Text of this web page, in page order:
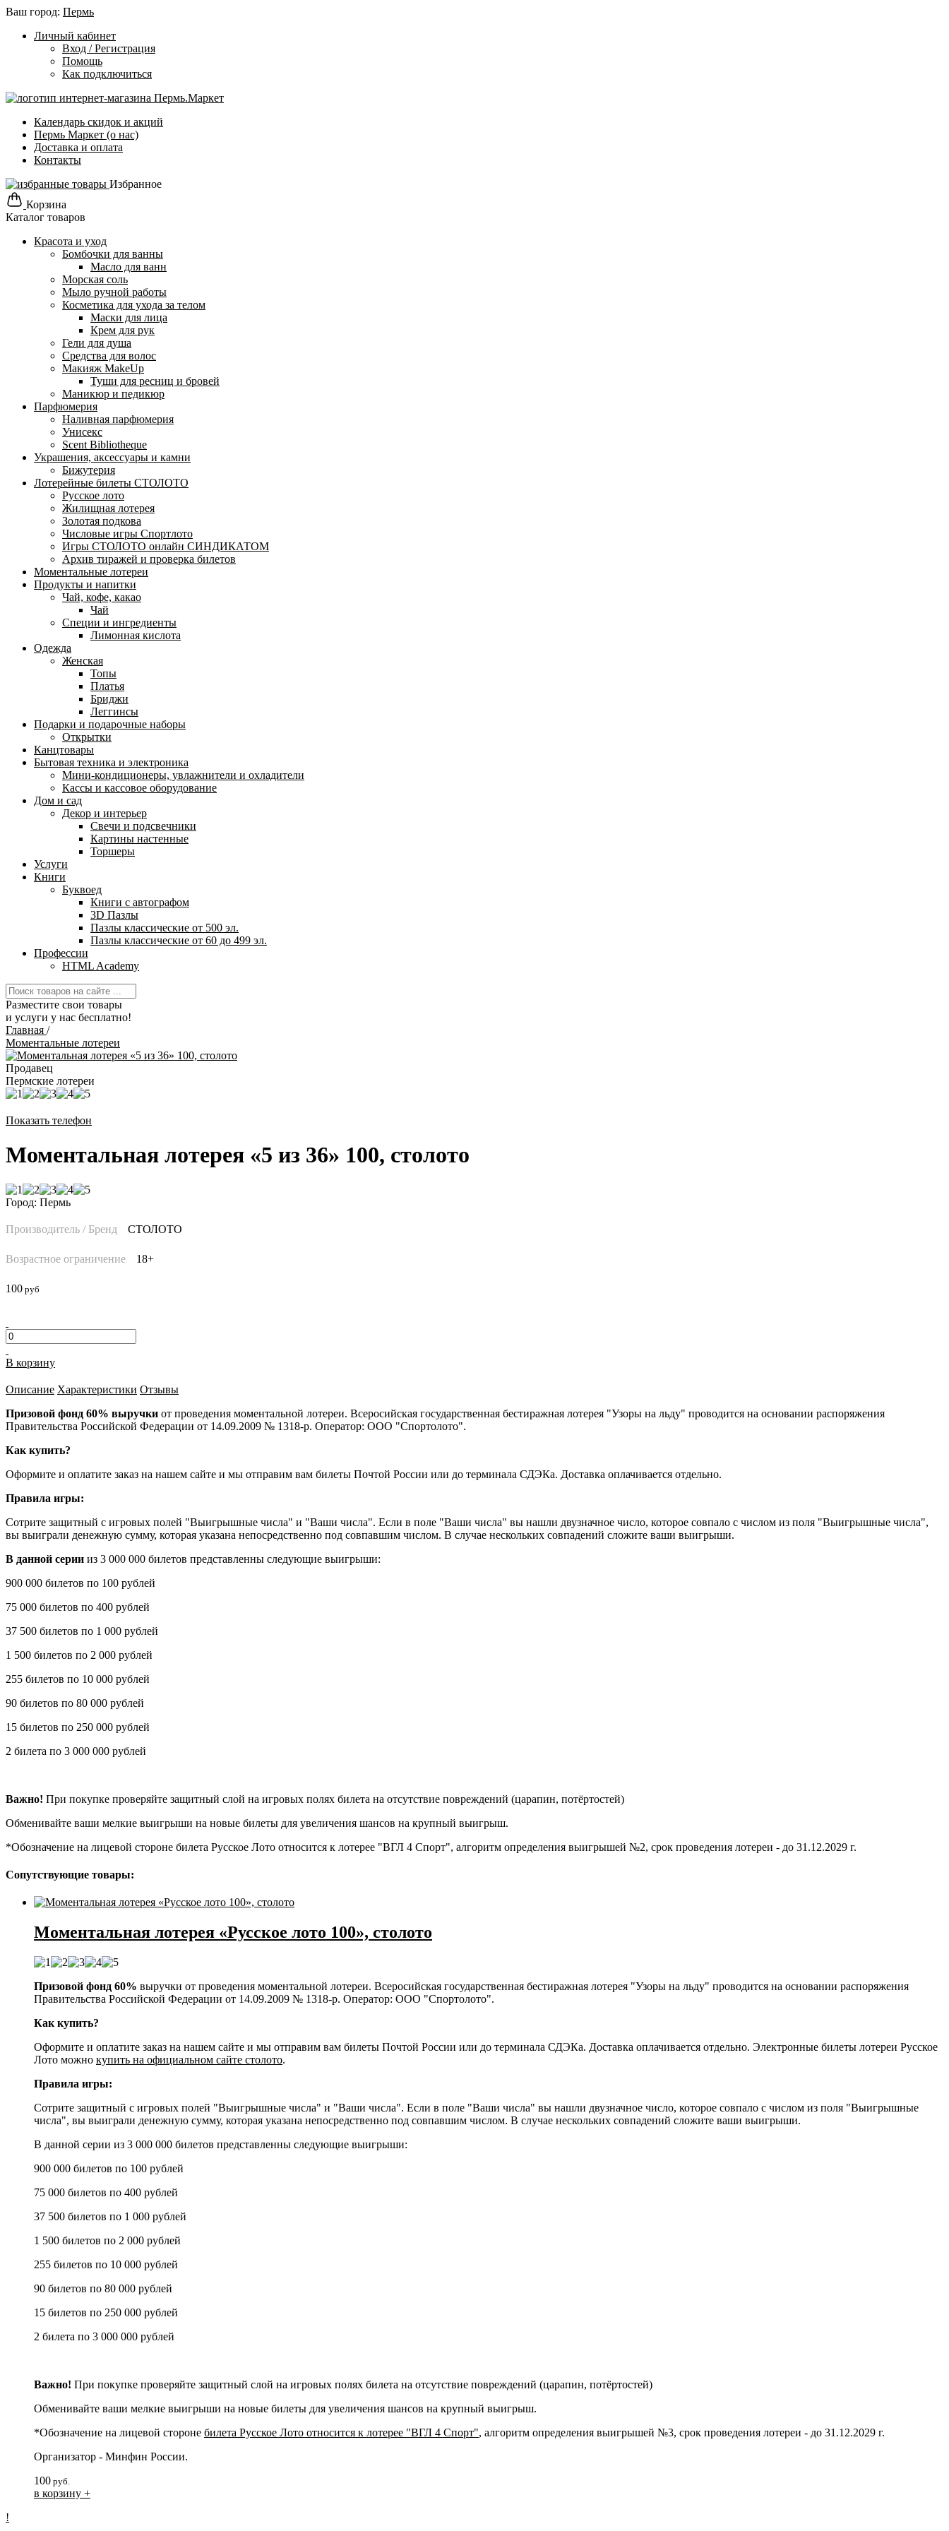
Ваш город: Пермь
Личный кабинет
Вход / Регистрация
Помощь
Как подключиться
Календарь скидок и акций
Пермь Маркет (о нас)
Доставка и оплата
Контакты
Избранное
Корзина
Каталог товаров
Красота и уход
Бомбочки для ванны
Масло для ванн
Морская соль
Мыло ручной работы
Косметика для ухода за телом
Маски для лица
Крем для рук
Гели для душа
Средства для волос
Макияж MakeUp
Туши для ресниц и бровей
Маникюр и педикюр
Парфюмерия
Наливная парфюмерия
Унисекс
Scent Bibliotheque
Украшения, аксессуары и камни
Бижутерия
Лотерейные билеты СТОЛОТО
Русское лото
Жилищная лотерея
Золотая подкова
Числовые игры Спортлото
Игры СТОЛОТО онлайн СИНДИКАТОМ
Архив тиражей и проверка билетов
Моментальные лотереи
Продукты и напитки
Чай, кофе, какао
Чай
Специи и ингредиенты
Лимонная кислота
Одежда
Женская
Топы
Платья
Бриджи
Леггинсы
Подарки и подарочные наборы
Открытки
Канцтовары
Бытовая техника и электроника
Мини-кондиционеры, увлажнители и охладители
Кассы и кассовое оборудование
Дом и сад
Декор и интерьер
Свечи и подсвечники
Картины настенные
Торшеры
Услуги
Книги
Буквоед
Книги с автографом
3D Пазлы
Пазлы классические от 500 эл.
Пазлы классические от 60 до 499 эл.
Профессии
HTML Academy
Разместите свои товары
и услуги у нас бесплатно!
Главная /
Моментальные лотереи
Продавец
Пермские лотереи
Показать телефон
Моментальная лотерея «5 из 36» 100, столото
Город: Пермь
Производитель / Бренд СТОЛОТО
Возрастное ограничение 18+
100 руб
В корзину
Описание Характеристики Отзывы
Призовой фонд 60% выручки от проведения моментальной лотереи. Всеросийская государственная бестиражная лотерея "Узоры на льду" проводится на основании распоряжения
Правительства Российской Федерации от 14.09.2009 № 1318-р. Оператор: ООО "Спортолото".
Как купить?
Оформите и оплатите заказ на нашем сайте и мы отправим вам билеты Почтой России или до терминала СДЭКа. Доставка оплачивается отдельно.
Правила игры:
Сотрите защитный с игровых полей "Выигрышные числа" и "Ваши числа". Если в поле "Ваши числа" вы нашли двузначное число, которое совпало с числом из поля "Выигрышные числа",
вы выиграли денежную сумму, которая указана непосредственно под совпавшим числом. В случае нескольких совпадений сложите ваши выигрыши.
В данной серии из 3 000 000 билетов представленны следующие выигрыши:
900 000 билетов по 100 рублей
75 000 билетов по 400 рублей
37 500 билетов по 1 000 рублей
1 500 билетов по 2 000 рублей
255 билетов по 10 000 рублей
90 билетов по 80 000 рублей
15 билетов по 250 000 рублей
2 билета по 3 000 000 рублей
Важно! При покупке проверяйте защитный слой на игровых полях билета на отсутствие повреждений (царапин, потёртостей)
Обменивайте ваши мелкие выигрыши на новые билеты для увеличения шансов на крупный выигрыш.
*Обозначение на лицевой стороне билета Русское Лото относится к лотерее "ВГЛ 4 Спорт", алгоритм определения выигрышей №2, срок проведения лотереи - до 31.12.2029 г.
Сопутствующие товары:
Моментальная лотерея «Русское лото 100», столото
Призовой фонд 60% выручки от проведения моментальной лотереи. Всеросийская государственная бестиражная лотерея "Узоры на льду" проводится на основании распоряжения
Правительства Российской Федерации от 14.09.2009 № 1318-р. Оператор: ООО "Спортолото".
Как купить?
Оформите и оплатите заказ на нашем сайте и мы отправим вам билеты Почтой России или до терминала СДЭКа. Доставка оплачивается отдельно. Электронные билеты лотереи Русское
Лото можно купить на официальном сайте столото.
Правила игры:
Сотрите защитный с игровых полей "Выигрышные числа" и "Ваши числа". Если в поле "Ваши числа" вы нашли двузначное число, которое совпало с числом из поля "Выигрышные
числа", вы выиграли денежную сумму, которая указана непосредственно под совпавшим числом. В случае нескольких совпадений сложите ваши выигрыши.
В данной серии из 3 000 000 билетов представленны следующие выигрыши:
900 000 билетов по 100 рублей
75 000 билетов по 400 рублей
37 500 билетов по 1 000 рублей
1 500 билетов по 2 000 рублей
255 билетов по 10 000 рублей
90 билетов по 80 000 рублей
15 билетов по 250 000 рублей
2 билета по 3 000 000 рублей
Важно! При покупке проверяйте защитный слой на игровых полях билета на отсутствие повреждений (царапин, потёртостей)
Обменивайте ваши мелкие выигрыши на новые билеты для увеличения шансов на крупный выигрыш.
*Обозначение на лицевой стороне билета Русское Лото относится к лотерее "ВГЛ 4 Спорт", алгоритм определения выигрышей №3, срок проведения лотереи - до 31.12.2029 г.
Организатор - Минфин России.
100 руб.
в корзину +
!